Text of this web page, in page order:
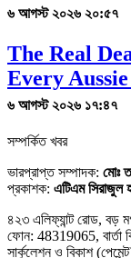
৬ আগস্ট ২০২৬ ২০:৫৭
The Real
Every
৬ আগস্ট ২০২৬ ১৭:৪৭
সম্পর্কিত খবর
ভারপ্রাপ্ত সম্পাদক: মোঃ
প্রকাশক: এটিএম সিরাজুল
৪২৩ এলিফ্যান্ট রোড, বড়
ফোন: 48319065,
সার্কুলেশন ও বিকাশ